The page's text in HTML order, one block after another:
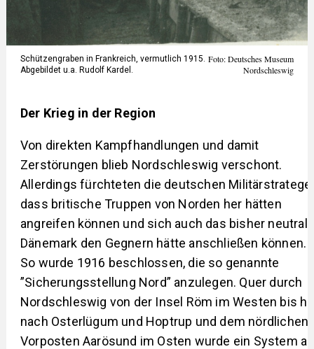
Schützengraben in Frankreich, vermutlich 1915.
Abgebildet u.a. Rudolf Kardel.
Foto: Deutsches Museum
Nordschleswig
Der Krieg in der Region
Von direkten Kampfhandlungen und damit
Zerstörungen blieb Nordschleswig verschont.
Allerdings fürchteten die deutschen
dass britische Truppen von Norden her hätten
angreifen können und sich auch das bisher neutrale
Dänemark den Gegnern hätte anschließen können.
So wurde 1916 beschlossen, die so genannte
”Sicherungsstellung Nord” anzulegen. Quer durch
Nordschleswig von der Insel Röm im Westen bis
nach Osterlügum und Hoptrup und dem nördlichen
Vorposten Aarösund im Osten wurde ein System